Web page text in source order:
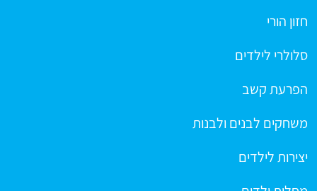
חזון הורי
סלולרי לילדים
הפרעת קשב
משחקים לבנים ולבנות
יצירות לילדים